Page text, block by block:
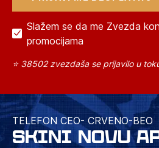
Slažem se da me Zvezda
promocijama
⭐ 38502 zvezdaša se prijavilo u
TELEFON CEO- CRVENO-BEO
SKINI NOVU